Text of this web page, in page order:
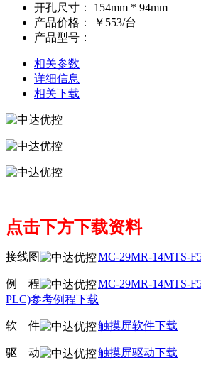
开孔尺寸：
154mm * 94mm
产品价格：
￥553/台
产品型号：
相关参数
详细信息
相关下载
点击下方下载资料
接线图 MC-29MR-14MTS-
例 程
MC-29MR-14MTS-
PLC)参考例程下载
软 件 触摸屏软件下载
驱 动 触摸屏驱动下载